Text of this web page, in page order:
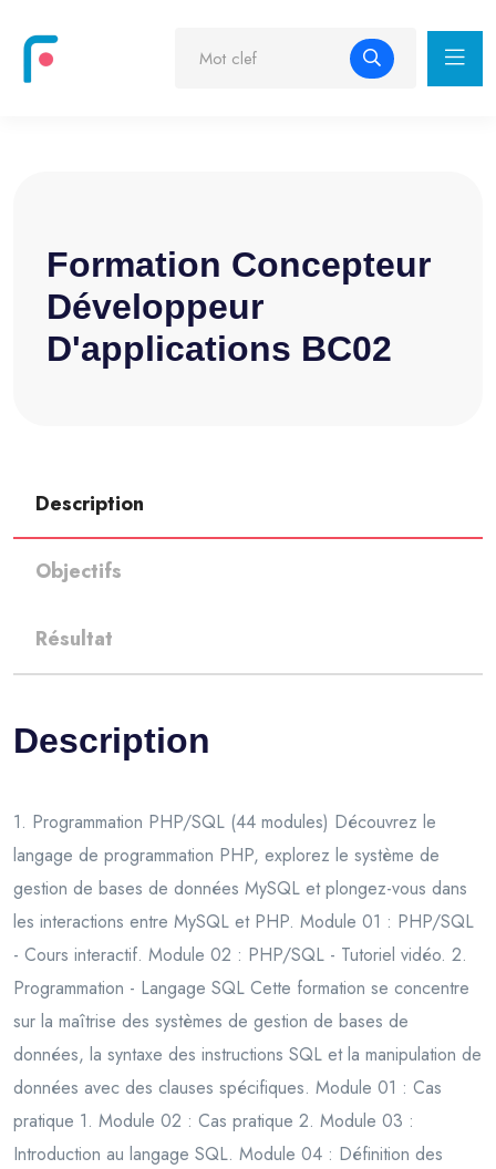
Formation Concepteur
Développeur
D'applications BC02
Description
Objectifs
Résultat
Description
1. Programmation PHP/SQL (44 modules) Découvrez le
langage de programmation PHP, explorez le système de
gestion de bases de données MySQL et plongez-vous dans
les interactions entre MySQL et PHP. Module 01 : PHP/SQL
- Cours interactif. Module 02 : PHP/SQL - Tutoriel vidéo. 2.
Programmation - Langage SQL Cette formation se concentre
sur la maîtrise des systèmes de gestion de bases de
données, la syntaxe des instructions SQL et la manipulation de
données avec des clauses spécifiques. Module 01 : Cas
pratique 1. Module 02 : Cas pratique 2. Module 03 :
Introduction au langage SQL. Module 04 : Définition des